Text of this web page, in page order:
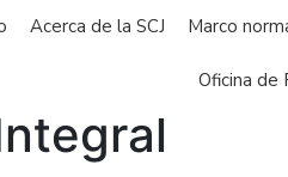
Acerca de la SCJ Marco
Oficina de